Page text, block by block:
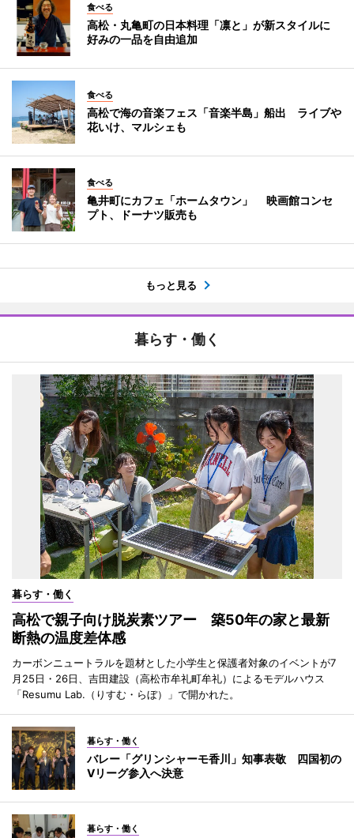
食べる
高松・丸亀町の日本料理「凛と」が新スタイルに
好みの一品を自由追加
食べる
高松で海の音楽フェス「音楽半島」船出 ライブや
花いけ、マルシェも
食べる
亀井町にカフェ「ホームタウン」 映画館コンセ
プト、ドーナツ販売も
もっと見る
暮らす・働く
暮らす・働く
高松で親子向け脱炭素ツアー 築50年の家と最新
断熱の温度差体感
カーボンニュートラルを題材とした小学生と保護者対象のイベントが7
月25日・26日、吉田建設（高松市牟礼町牟礼）によるモデルハウス
「Resumu Lab.（りすむ・らぼ）」で開かれた。
暮らす・働く
バレー「グリンシャーモ香川」知事表敬 四国初の
Vリーグ参入へ決意
暮らす・働く